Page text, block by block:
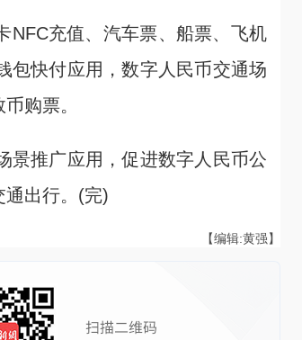
充值、汽车票、船票、飞机
包快付应用，数字人民币交通场
购票。
推广应用，促进数字人民币公
通出行。(完)
【编辑:黄强】